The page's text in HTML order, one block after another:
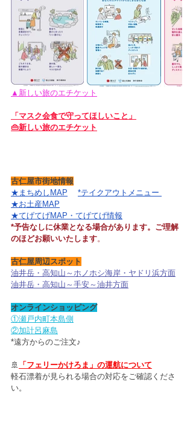
▲新しい旅のエチケット
「マスク会食で守ってほしいこと」
👜新しい旅のエチケット
古仁屋市街地情報
★まちめしMAP
*テイクアウトメニュー
★お土産MAP
★てげてげMAP ・ てげてげ情報
*予告なしに休業となる場合があります。ご理解
のほどお願いいたします。
古仁屋周辺スポット
油井岳・高知山～ホノホシ海岸・ヤドリ浜方面
油井岳・高知山～手安～油井方面
オンラインショッピング
①瀬戸内町本島側
②加計呂麻島
*遠方からのご注文♪
🚢 「フェリーかけろま」の運航について
軽石漂着が見られる場合の対応をご確認くださ
い。